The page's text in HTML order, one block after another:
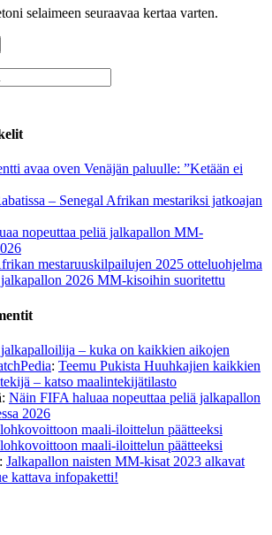
selaimeen seuraavaa kertaa varten.
avaa oven Venäjän paluulle: ”Ketään ei
– Senegal Afrikan mestariksi jatkoajan
nopeuttaa peliä jalkapallon MM-
mestaruuskilpailujen 2025 otteluohjelma
2026 MM-kisoihin suoritettu
jalkapalloilija – kuka on kaikkien aikojen
: Teemu Pukista Huuhkajien kaikkien
– katso maalintekijätilasto
: Näin FIFA haluaa nopeuttaa peliä jalkapallon
2026
maali-iloittelun päätteeksi
maali-iloittelun päätteeksi
: Jalkapallon naisten MM-kisat 2023 alkavat
kattava infopaketti!